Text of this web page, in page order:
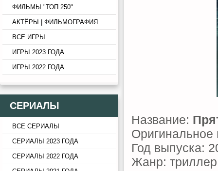
ФИЛЬМЫ "ТОП 250"
АКТЁРЫ | ФИЛЬМОГРАФИЯ
ВСЕ ИГРЫ
ИГРЫ 2023 ГОДА
ИГРЫ 2022 ГОДА
СЕРИАЛЫ
ВСЕ СЕРИАЛЫ
СЕРИАЛЫ 2023 ГОДА
СЕРИАЛЫ 2022 ГОДА
Название:
Оригинальное
Год выпуска:
Жанр: